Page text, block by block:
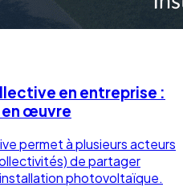
en entreprise :
en œuvre
permet à plusieurs acteurs
de partager
photovoltaïque.